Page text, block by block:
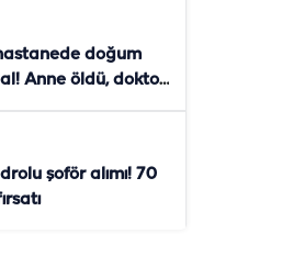
doğum
Anne öldü, doktor
şoför alımı! 70